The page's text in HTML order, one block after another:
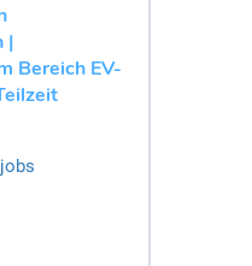
|
Bereich EV-